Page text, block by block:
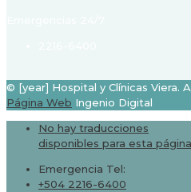
© [year] Hospital y Clínicas Viera.
Página Web Ingenio Digital
No hay traducciones
disponibles para esta
Emergencia Tel:
+504 2216-6400